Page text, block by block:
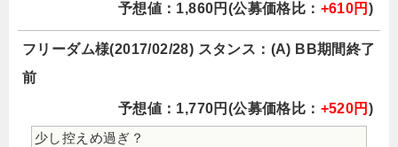
予想値：1,860円(公募価格比： +610円 )
フリーダム様(2017/02/28) スタンス：(A) BB期間終了
前
予想値：1,770円(公募価格比： +520円 )
少し控えめ過ぎ？